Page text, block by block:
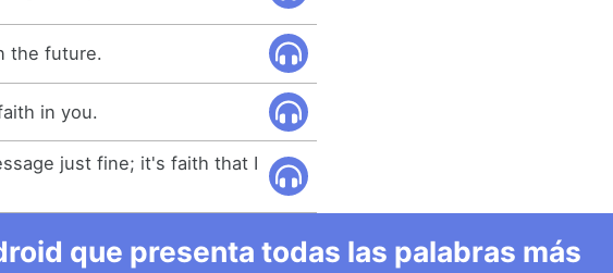
the future.
in you.
just fine; it's faith that I
que presenta todas las palabras más